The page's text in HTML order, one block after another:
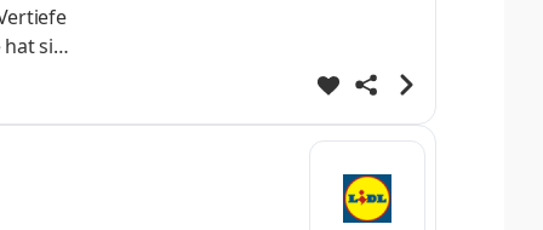
sich
-
Werde